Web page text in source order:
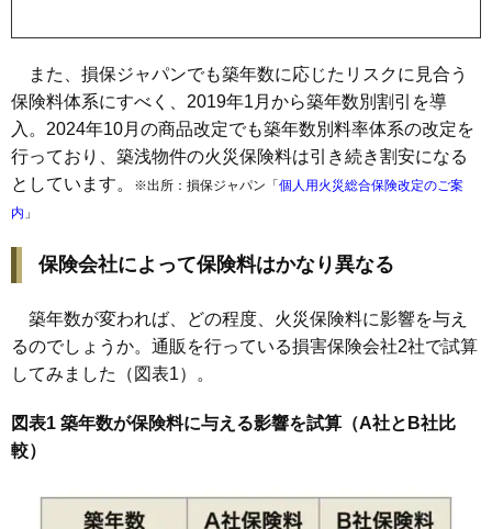
また、損保ジャパンでも築年数に応じたリスクに見合う
保険料体系にすべく、2019年1月から築年数別割引を導
入。2024年10月の商品改定でも築年数別料率体系の改定を
行っており、築浅物件の火災保険料は引き続き割安になる
としています。
※出所：損保ジャパン「 個人用火災総合保険改定のご案
内 」
保険会社によって保険料はかなり異なる
築年数が変われば、どの程度、火災保険料に影響を与え
るのでしょうか。通販を行っている損害保険会社2社で試算
してみました（図表1）。
図表1 築年数が保険料に与える影響を試算（A社とB社比
較）